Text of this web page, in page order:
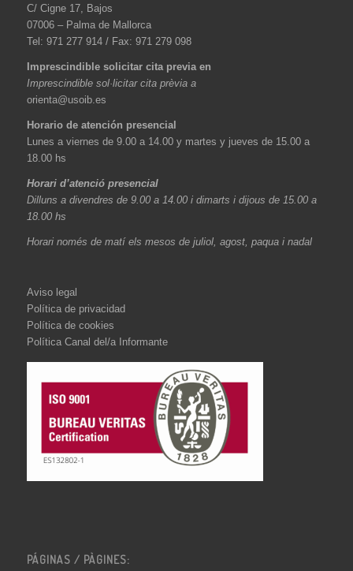
C/ Cigne 17, Bajos
07006 – Palma de Mallorca
Tel: 971 277 914 / Fax: 971 279 098
Imprescindible solicitar cita previa en
Imprescindible sol·licitar cita prèvia a
orienta@usoib.es
Horario de atención presencial
Lunes a viernes de 9.00 a 14.00 y martes y jueves de 15.00 a
18.00 hs
Horari d’atenció presencial
Dilluns a divendres de 9.00 a 14.00 i dimarts i dijous de 15.00 a
18.00 hs
Horari només de matí els mesos de juliol, agost, paqua i nadal
Aviso legal
Política de privacidad
Política de cookies
Política Canal del/a Informante
PÁGINAS / PÀGINES: